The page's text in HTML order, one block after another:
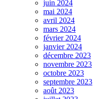
juin 2024
mai 2024
avril 2024
mars 2024
février 2024
janvier 2024
décembre 2023
novembre 2023
octobre 2023
septembre 2023
août 2023